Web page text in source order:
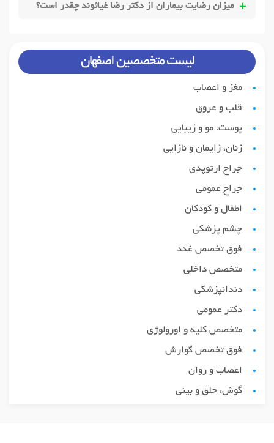
میزان رضایت بیماران از دکتر رضا غیاثوند چقدر است؟
لیست متخصصین اصفهان
مغز و اعصاب
قلب و عروق
پوست، مو و زیبایی
زنان، زایمان و نازایی
جراح ارتوپدی
جراح عمومی
اطفال و کودکان
چشم پزشکی
فوق تخصص غدد
متخصص داخلی
دندانپزشکی
دکتر عمومی
متخصص کلیه و اورولوژی
فوق تخصص گوارش
اعصاب و روان
گوش، حلق و بینی